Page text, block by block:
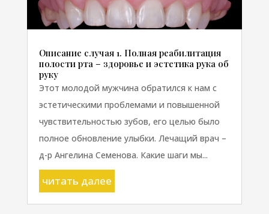
Описание случая 1. Полная реабилитация
полости рта – здоровье и эстетика рука об
руку
Этот молодой мужчина обратился к нам с
эстетическими проблемами и повышенной
чувствительностью зубов, его целью было
полное обновление улыбки. Лечащий врач –
д-р Ангелина Семенова. Какие шаги мы...
читать далее